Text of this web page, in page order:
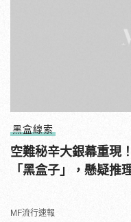
黑盒線索
空難秘辛大銀幕重現
「黑盒子」，懸疑推
MF流行速報